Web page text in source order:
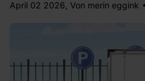
April 02 2026 , Von merin eggink